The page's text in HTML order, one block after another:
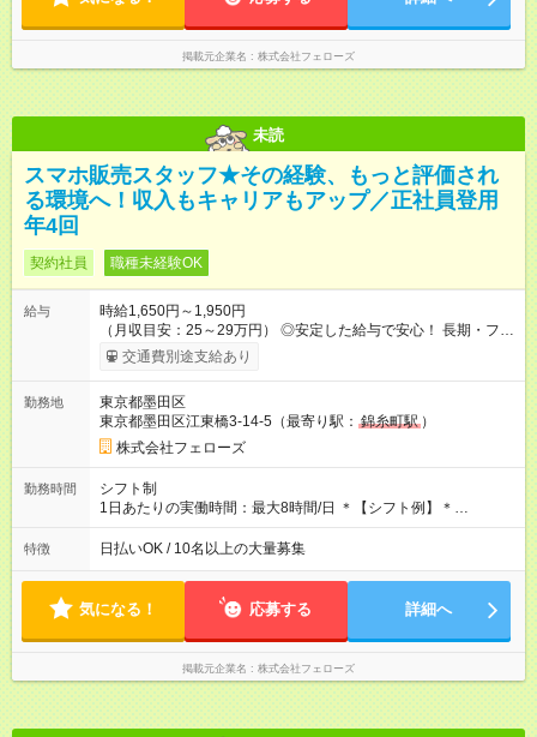
掲載元企業名 株式会社フェローズ
未読
スマホ販売スタッフ★その経験、もっと評価され
る環境へ！収入もキャリアもアップ／正社員登用
年4回
契約社員 職種未経験OK
給与
時給1,650円～1,950円
（月収目安：25～29万円） ◎安定した給与で安心！ 長期・フル
タイムで勤務いただける方にお越しいただきたいと思っていま
す。シフトが削られることはないので、安定した給与が入りま
たいという人もいると思います。このあたりは柔軟に対応する
ので、お気軽にご相談ください！ ※2ヶ月の試用期間がありま
す。その間の給与・待遇に変更はありません。 【試用期間】試
用期間あり 試用期間の長さ：2ヶ月 雇用形態、給与は本採用時
と同じです。
交通費別途支給あり
勤務地
東京都墨田区
東京都墨田区江東橋3-14-5（最寄り駅： 錦糸町駅 ）
株式会社フェローズ
勤務時間
シフト制
1日あたりの実働時間：最大8時間/日 ＊【シフト例】＊
(1) 10:00～19:00 (2) 11:00～20:00 (3) 12:00～21:00 など ◎
いずれも実働8時間・休憩1時間です。中抜けシフトなどはあり
たい」などあれば相談に応じますのでおっしゃってください！
特徴 日払いOK / 10名以上の大量募集
気になる！ 応募する 詳細へ
掲載元企業名 株式会社フェローズ